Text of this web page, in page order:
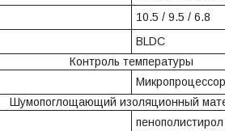
10.5 / 9.5 / 6.8
BLDC
Контроль температуры
Шумопоглощающий изоляционный
пенополистирол